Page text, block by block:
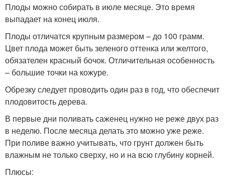
Плоды можно собирать в июле месяце. Это время
выпадает на конец июля.
Плоды отличатся крупным размером – до 100 грамм.
Цвет плода может быть зеленого оттенка или желтого,
обязателен красный бочок. Отличительная особенность
– большие точки на кожуре.
Обрезку следует проводить один раз в год, что обеспечит
плодовитость дерева.
В первые дни поливать саженец нужно не реже двух раз
в неделю. После месяца делать это можно уже реже.
При поливе важно учитывать, что грунт должен быть
влажным не только сверху, но и на всю глубину корней.
Плюсы: